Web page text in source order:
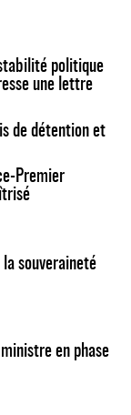
politique
une lettre
de détention et
Premier
souveraineté
en phase